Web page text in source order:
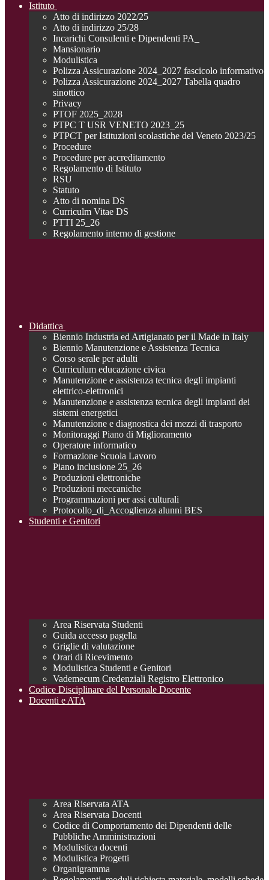
Istituto
Atto di indirizzo 2022/25
Atto di indirizzo 25/28
Incarichi Consulenti e Dipendenti PA_
Mansionario
Modulistica
Polizza Assicurazione 2024_2027 fascicolo informativo
Polizza Assicurazione 2024_2027 Tabella quadro
sinottico
Privacy
PTOF 2025_2028
PTPC T USR VENETO 2023_25
PTPCT per Istituzioni scolastiche del Veneto 2023/25
Procedure
Procedure per accreditamento
Regolamento di Istituto
RSU
Statuto
Atto di nomina DS
Curriculm Vitae DS
PTTI 25_26
Regolamento interno di gestione
Didattica
Biennio Industria ed Artigianato per il Made in Italy
Biennio Manutenzione e Assistenza Tecnica
Corso serale per adulti
Curriculum educazione civica
Manutenzione e assistenza tecnica degli impianti
elettrico-elettronici
Manutenzione e assistenza tecnica degli impianti dei
sistemi energetici
Manutenzione e diagnostica dei mezzi di trasporto
Monitoraggi Piano di Miglioramento
Operatore informatico
Formazione Scuola Lavoro
Piano inclusione 25_26
Produzioni elettroniche
Produzioni meccaniche
Programmazioni per assi culturali
Protocollo_di_Accoglienza alunni BES
Studenti e Genitori
Area Riservata Studenti
Guida accesso pagella
Griglie di valutazione
Orari di Ricevimento
Modulistica Studenti e Genitori
Vademecum Credenziali Registro Elettronico
Codice Disciplinare del Personale Docente
Docenti e ATA
Area Riservata ATA
Area Riservata Docenti
Codice di Comportamento dei Dipendenti delle
Pubbliche Amministrazioni
Modulistica docenti
Modulistica Progetti
Organigramma